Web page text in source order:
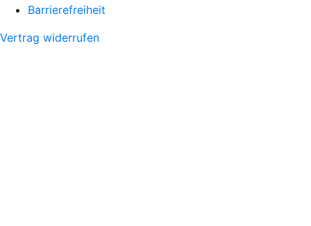
Barrierefreiheit
Vertrag widerrufen